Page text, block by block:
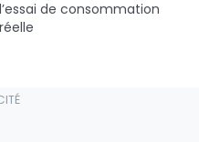
l’essai de consommation
réelle